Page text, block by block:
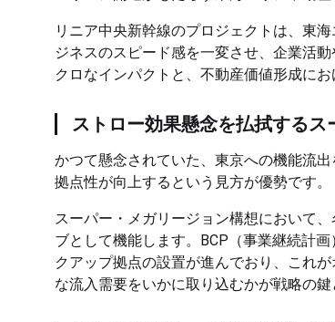
リニア中央新幹線のプロジェクトは、東
ジネスのスピード感を一変させ、企業活
クロなインパクトと、不動産価値形成に
ストロー効果懸念を払拭する
かつて懸念されていた、東京への機能流
拠点性が向上するという見方が優勢です。
スーパー・メガリージョン構想において
ブとして機能します。BCP（事業継続計
クアップ拠点の設置が進んでおり、これ
な流入需要をいかに取り込むかが戦略の鍵